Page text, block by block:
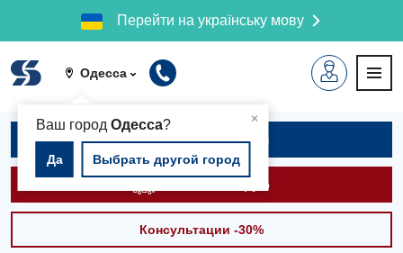
Перейти на українську мову
Одесса
×
Ваш город Одесса?
Да Выбрать другой город
Записаться на приём
Вызвать скорую
Консультации -30%